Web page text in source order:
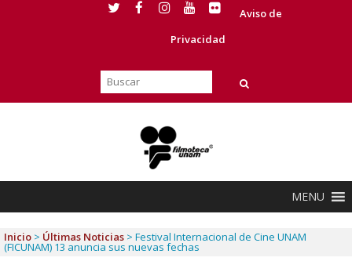
Aviso de
Privacidad
MENU
Inicio > Últimas Noticias > Festival Internacional de Cine UNAM
(FICUNAM) 13 anuncia sus nuevas fechas